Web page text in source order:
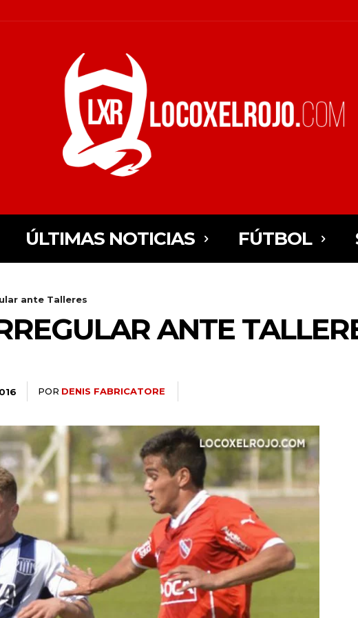
ÚLTIMAS NOTICIAS FÚTBOL
ante Talleres
ANTE
POR DENIS FABRICATORE